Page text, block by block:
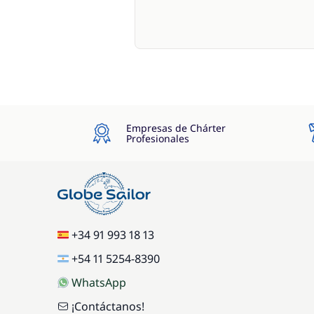
Empresas de Chárter
Profesionales
+34 91 993 18 13
+54 11 5254-8390
WhatsApp
¡Contáctanos!